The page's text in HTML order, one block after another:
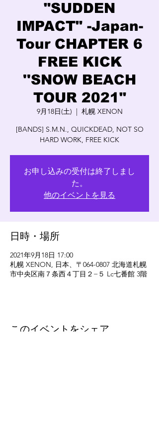
"SUDDEN
IMPACT" -Japan-
Tour CHAPTER 6
FREE KICK
''SNOW BEACH
TOUR 2021"
9月18日(土)
  |
札幌 XENON
[BANDS] S.M.N., QUICKDEAD, NOT SO
HARD WORK, FREE KICK
お申し込みの受付は終了しまし
た。
他のイベントを見る
日時・場所
2021年9月18日 17:00
札幌 XENON, 日本、〒064-0807 北海道札幌
市中央区南７条西４丁目２−５ Lc七番館 3階
このイベントをシェア